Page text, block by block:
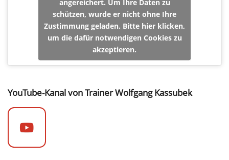
schützen, wurde er nicht ohne Ihre
Zustimmung geladen. Bitte hier klicken,
um die dafür notwendigen Cookies zu
akzeptieren.
YouTube-Kanal von Trainer Wolfgang Kassubek